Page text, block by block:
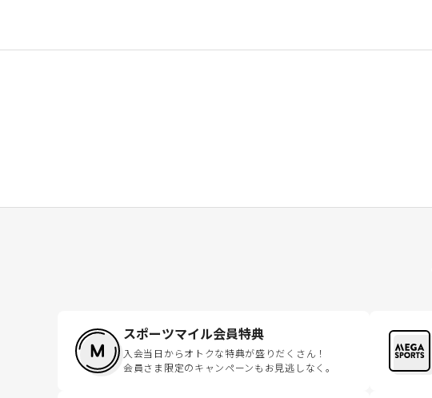
スポーツマイル会員特典
入会当日からオトクな特典が盛りだくさん！
会員さま限定のキャンペーンもお見逃しなく。